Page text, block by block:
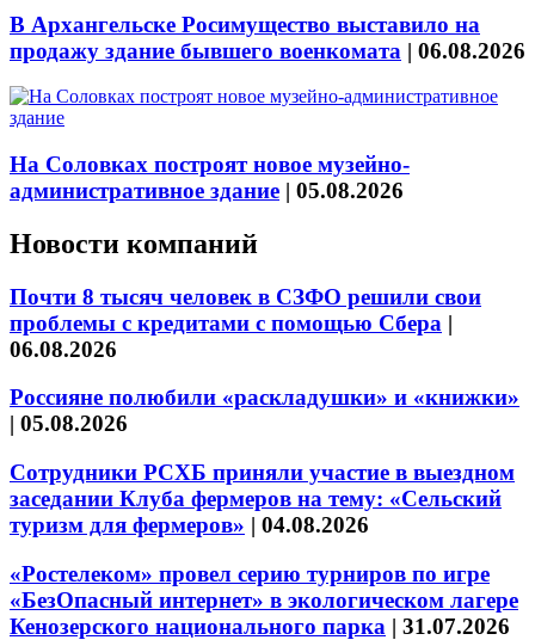
В Архангельске Росимущество выставило на
продажу здание бывшего военкомата | 06.08.2026
На Соловках построят новое музейно-
административное здание | 05.08.2026
Новости компаний
Почти 8 тысяч человек в СЗФО решили свои
проблемы с кредитами с помощью Сбера |
06.08.2026
Россияне полюбили «раскладушки» и «книжки»
| 05.08.2026
Сотрудники РСХБ приняли участие в выездном
заседании Клуба фермеров на тему: «Сельский
туризм для фермеров» | 04.08.2026
«Ростелеком» провел серию турниров по игре
«БезОпасный интернет» в экологическом лагере
Кенозерского национального парка | 31.07.2026